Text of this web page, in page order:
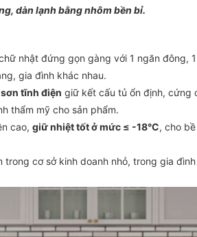
dàn lạnh bằng nhôm bền bỉ.
nhật đứng gọn gàng với 1 ngăn đông,
gia đình khác nhau.
tĩnh điện giữ kết cấu tủ ổn định, cứng
thẩm mỹ cho sản phẩm.
cao, giữ nhiệt tốt ở mức ≤ -18°C, cho
cơ sở kinh doanh nhỏ, trong gia